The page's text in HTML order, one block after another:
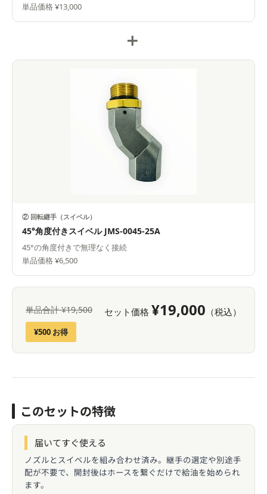
単品価格 ¥13,000
＋
② 回転継手（スイベル）
45°角度付きスイベル JMS-0045-25A
45°の角度付きで無理なく接続
単品価格 ¥6,500
単品合計 ¥19,500 セット価格 ¥19,000 （税込）
¥500 お得
このセットの特徴
届いてすぐ使える
ノズルとスイベルを組み合わせ済み。継手の選定や別途手
配が不要で、開封後はホースを繋ぐだけで給油を始められ
ます。